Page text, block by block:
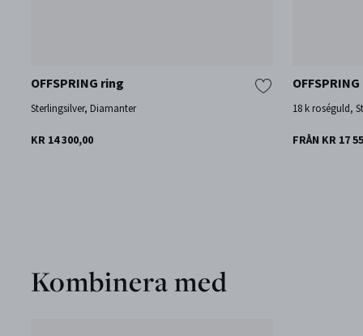
OFFSPRING ring
Sterlingsilver, Diamanter
KR 14 300,00
18 k roséguld,
FRÅN KR 17
Kombinera med